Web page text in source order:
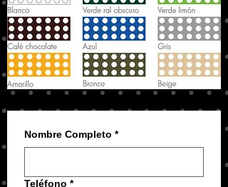
Nombre Completo *
Teléfono *